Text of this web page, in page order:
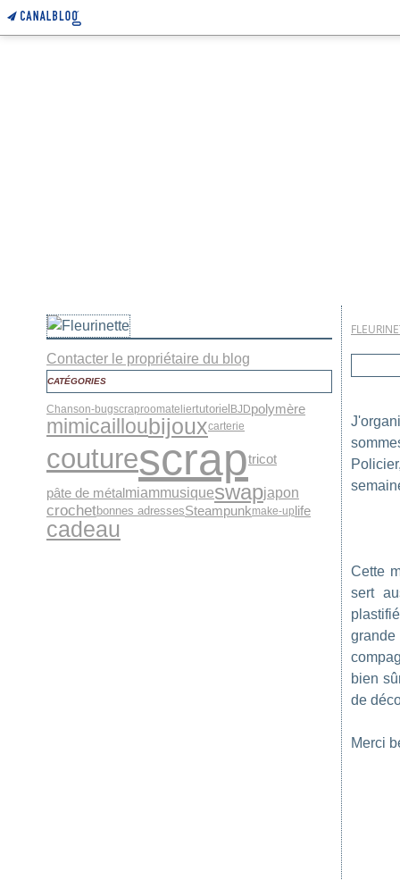
Contacter le propriétaire du blog
CATÉGORIES
Chanson-bugscraproomateliertutoriel BJDpolymère
mimicailloubijouxcarterie
couturescraptricot
pâte de métalmiammusiqueswapjapon
crochetbonnes adressesSteampunkmake-uplife
cadeau
Cette
sert
bien
de
Merci